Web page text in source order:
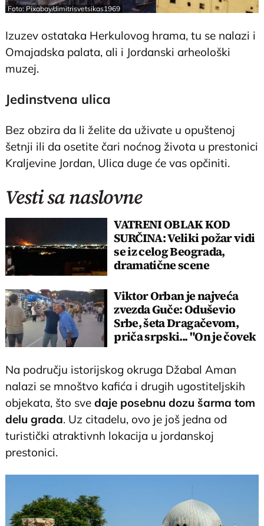
Foto: Pixabay/dimitrisvetsikas1969
Izuzev ostataka Herkulovog hrama, tu se nalazi i
Omajadska palata, ali i Jordanski arheološki
muzej.
Jedinstvena ulica
Bez obzira da li želite da uživate u opuštenoj
šetnji ili da osetite čari noćnog života u prestonici
Kraljevine Jordan, Ulica duge će vas opčiniti.
Vesti sa naslovne
VATRENI OBLAK KOD
SURČINA: Veliki požar vidi
se iz celog Beograda,
dramatične scene
Viktor Orban je najveća
zvezda Guče: Oduševio
Srbe, šeta Dragačevom,
priča srpski... "On je čovek
Na području istorijskog okruga Džabal Aman
nalazi se mnoštvo kafića i drugih ugostiteljskih
objekata, što svedaje posebnu dozu šarma tom
delu grada. Uz citadelu, ovo je još jedna od
turistički atraktivnh lokacija u jordanskoj
prestonici.